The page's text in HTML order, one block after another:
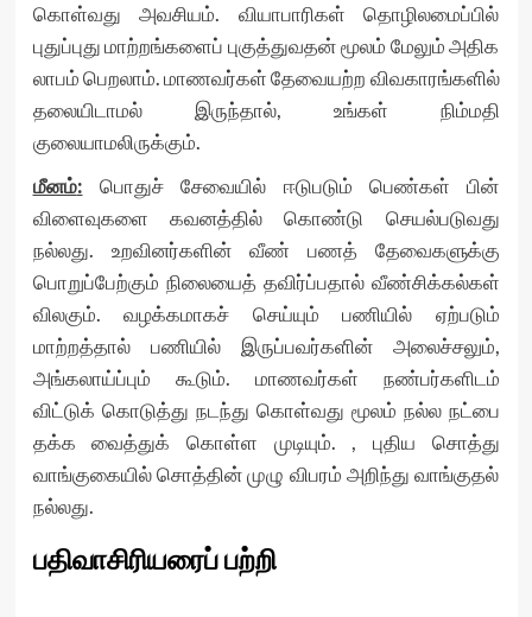
கொள்வது அவசியம். வியாபாரிகள் தொழிலமைப்பில்
புதுப்புது மாற்றங்களைப் புகுத்துவதன் மூலம் மேலும் அதிக
லாபம் பெறலாம். மாணவர்கள் தேவையற்ற விவகாரங்களில்
தலையிடாமல் இருந்தால், உங்கள் நிம்மதி
குலையாமலிருக்கும்.
மீனம்: பொதுச் சேவையில் ஈடுபடும் பெண்கள் பின்
விளைவுகளை கவனத்தில் கொண்டு செயல்படுவது
நல்லது. உறவினர்களின் வீண் பணத் தேவைகளுக்கு
பொறுப்பேற்கும் நிலையைத் தவிர்ப்பதால் வீண்சிக்கல்கள்
விலகும். வழக்கமாகச் செய்யும் பணியில் ஏற்படும்
மாற்றத்தால் பணியில் இருப்பவர்களின் அலைச்சலும்,
அங்கலாய்ப்பும் கூடும். மாணவர்கள் நண்பர்களிடம்
விட்டுக் கொடுத்து நடந்து கொள்வது மூலம் நல்ல நட்பை
தக்க வைத்துக் கொள்ள முடியும். , புதிய சொத்து
வாங்குகையில் சொத்தின் முழு விபரம் அறிந்து வாங்குதல்
நல்லது.
பதிவாசிரியரைப் பற்றி